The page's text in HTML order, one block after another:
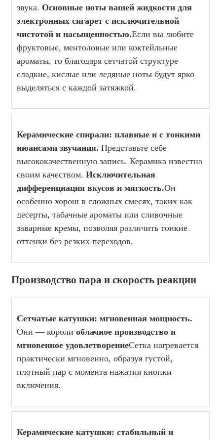
звука. Основные ноты вашей жидкости для
электронных сигарет с исключительной
чистотой и насыщенностью.Если вы любите
фруктовые, ментоловые или коктейльные
ароматы, то благодаря сетчатой ​​структуре
сладкие, кислые или ледяные ноты будут ярко
выделяться с каждой затяжкой.
Керамические спирали: плавные и с тонкими
нюансами звучания. Представьте себе
высококачественную запись. Керамика известна
своим качеством. Исключительная
дифференциация вкусов и мягкость.Он
особенно хорош в сложных смесях, таких как
десерты, табачные ароматы или сливочные
заварные кремы, позволяя различить тонкие
оттенки без резких переходов.
Производство пара и скорость реакции
Сетчатые катушки: мгновенная мощность.
Они — короли облачное производство и
мгновенное удовлетворениеСетка нагревается
практически мгновенно, образуя густой,
плотный пар с момента нажатия кнопки
включения.
Керамические катушки: стабильный и